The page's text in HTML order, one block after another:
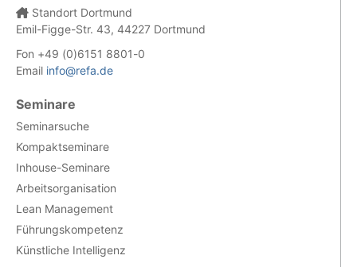
Standort Dortmund
Emil-Figge-Str. 43, 44227 Dortmund
Fon +49 (0)6151 8801-0
Email info@refa.de
Seminare
Seminarsuche
Kompaktseminare
Inhouse-Seminare
Arbeitsorganisation
Lean Management
Führungskompetenz
Künstliche Intelligenz